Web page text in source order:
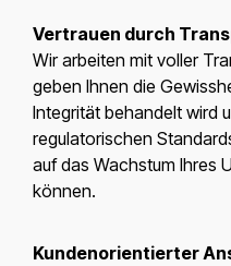
Vertrauen durch
Wir arbeiten mit voller
geben Ihnen die
Integrität behandelt wird
regulatorischen
auf das Wachstum Ihres
können.
Kundenorientierter